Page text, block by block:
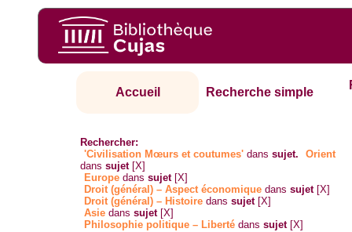
Accueil Recherche simple
Rechercher:
'Civilisation Mœurs et coutumes' danssujet.
Orient
danssujet [X]
Europe danssujet [X]
Droit (général) – Aspect économique danssujet [X]
Droit (général) – Histoire danssujet [X]
Asie danssujet [X]
Philosophie politique – Liberté danssujet [X]